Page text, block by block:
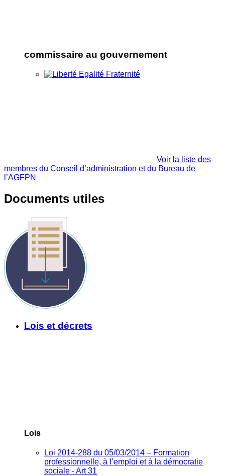
commissaire au gouvernement
Voir la liste des
membres du Conseil d’administration et du Bureau de
l’AGFPN
Documents utiles
Lois et décrets
Lois
Loi 2014-288 du 05/03/2014 – Formation
professionnelle, à l’emploi et à la démocratie
sociale - Art 31